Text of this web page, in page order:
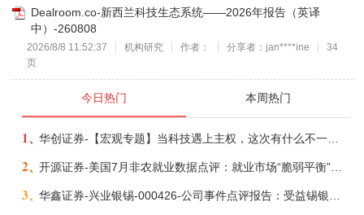
Dealroom.co-新西兰科技生态系统——2026年报告（英译
中）-260808
2026/8/8 11:52:37 机构研究 作者： 分享者：jan****ine
34
页
今日热门 本周热门
1、 华创证券-【宏观专题】当科技遇上主权，这次有什么不一样？——海外科技思辨系列五-260808
2、 开源证券-美国7月非农就业数据点评：就业市场“脆弱平衡”，美联储加息动力并不高-260808
3、